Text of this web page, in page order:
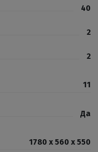
40
2
2
11
Да
1780 x 560 x 550